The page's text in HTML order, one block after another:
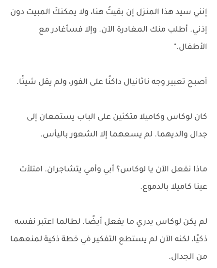
إنني سيد هذا المنزل إن بقيتُ هنا، ولا يمكنكَ المبيت دون
إذني. أطلب منك المغادرة الآن. وإلا فسأغادر مع
الأطفال."
أصبح تعبير وجه ناثانيال داكنًا على الفور، ولم يقل شيئًا.
كان لوكاس وكاميلا متكئين على الباب يستمعان إلى
جدال والديهما. لم يسعهما إلا الشعور باليأس.
ماذا نفعل الآن يا لوكاس؟ أبي وأمي يتشاجران. امتلأت
عينا كاميلا بالدموع.
لم يكن لوكاس يدري ما يفعل أيضًا. لطالما اعتبر نفسه
ذكيًا، لكنه الآن لم يستطع التفكير في خطة ذكية لمنعهما
من الجدال.